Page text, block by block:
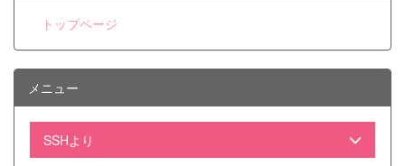
には群馬パース大学を会場に、群馬県高校生
し、医系小論文の作成法について丸1日講義
をもつ者どうし、他校の生徒との交流を通じ
て大きな刺激を得てきたようです。
トップページ
メニュー
SSHより